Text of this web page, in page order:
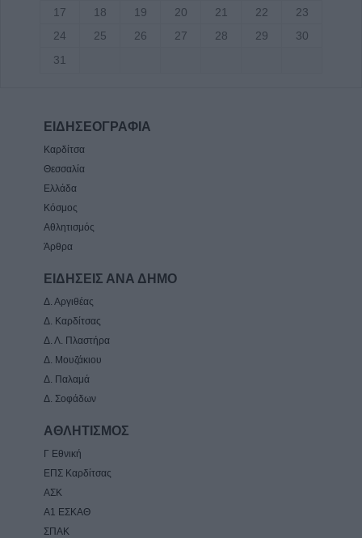
17
18 19 20 21 22
23
24
25 26 27 28 29
30
31
ΕΙΔΗΣΕΟΓΡΑΦΙΑ
Καρδίτσα
Θεσσαλία
Ελλάδα
Κόσμος
Αθλητισμός
Άρθρα
ΕΙΔΗΣΕΙΣ ΑΝΑ ΔΗΜΟ
Δ. Αργιθέας
Δ. Καρδίτσας
Δ. Λ. Πλαστήρα
Δ. Μουζάκιου
Δ. Παλαμά
Δ. Σοφάδων
ΑΘΛΗΤΙΣΜΟΣ
Γ Εθνική
ΕΠΣ Καρδίτσας
ΑΣΚ
Α1 ΕΣΚΑΘ
ΣΠΑΚ